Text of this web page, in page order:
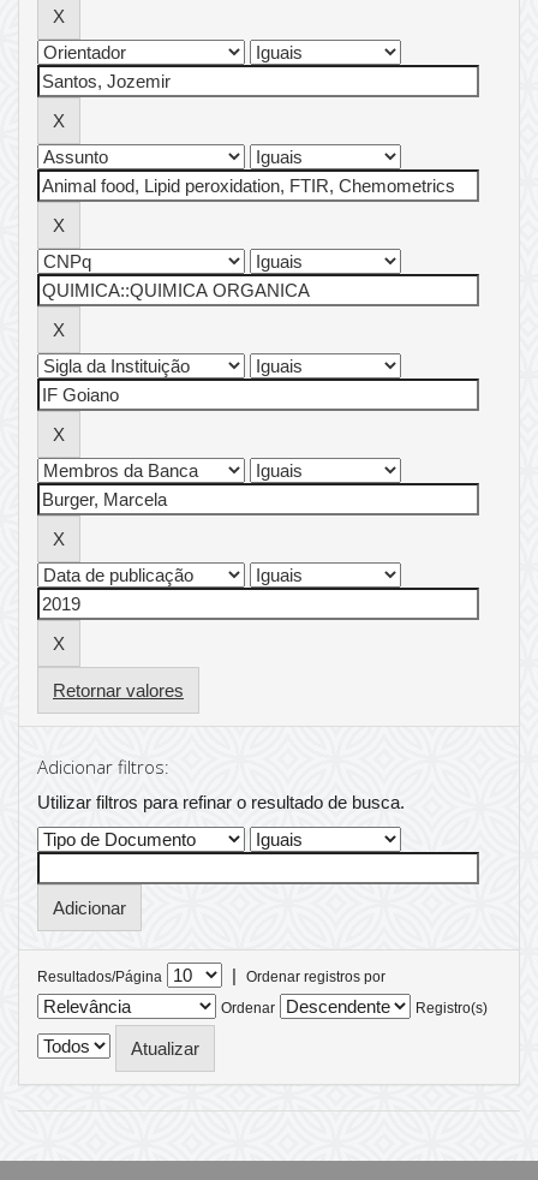
Retornar valores
Adicionar filtros:
Utilizar filtros para refinar o resultado de busca.
Resultados/Página |
Ordenar registros por
Ordenar
Registro(s)